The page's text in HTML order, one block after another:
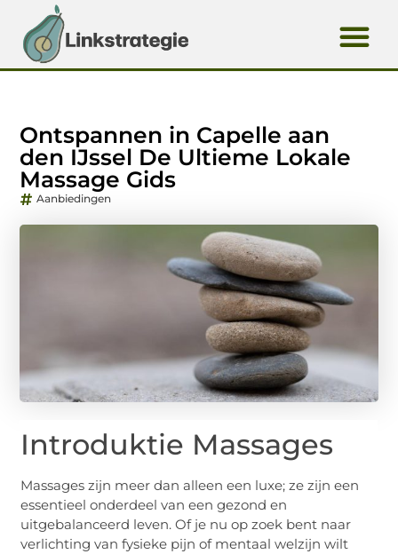
Ontspannen in Capelle aan
den IJssel De Ultieme Lokale
Massage Gids
Aanbiedingen
Introduktie Massages
Massages zijn meer dan alleen een luxe; ze zijn een
essentieel onderdeel van een gezond en
uitgebalanceerd leven. Of je nu op zoek bent naar
verlichting van fysieke pijn of mentaal welzijn wilt